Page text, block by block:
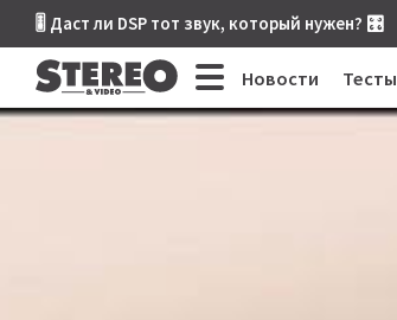
🎚 Даст ли DSP тот звук, который нужен? 🎛
Новости Тесты